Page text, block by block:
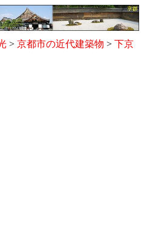
> 京都市の近代建築物 > 下京